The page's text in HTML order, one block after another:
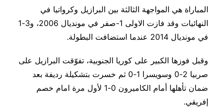
المباراة هي المواجهة الثالثة بين البرازيل وكرواتيا في
النهائيات وقد فازت الاولى 1-صفر في مونديال 2006، و3-1
في مونديال 2014 عندما استضافت البطولة.
وقبل فوزها الكبير على كوريا الجنوبية، تفوّقت البرازيل على
صربيا 2-0 وسويسرا 1-0 ثم خسرت بتشكيلة رديفة بعد
ضمان تأهلها أمام الكاميرون 0-1 لأول مرة امام خصم
إفريقي.